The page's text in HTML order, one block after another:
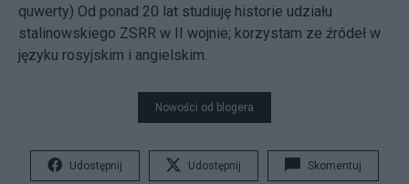
quwerty) Od ponad 20 lat studiuję historie udziału
stalinowskiego ZSRR w II wojnie; korzystam ze źródeł w
języku rosyjskim i angielskim.
Nowości od blogera
Udostępnij Udostępnij Skomentuj